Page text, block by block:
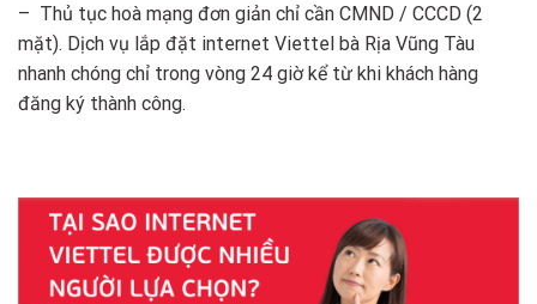
– Thủ tục hoà mạng đơn giản chỉ cần CMND / CCCD (2
mặt). Dịch vụ lắp đặt internet Viettel bà Rịa Vũng Tàu
nhanh chóng chỉ trong vòng 24 giờ kể từ khi khách hàng
đăng ký thành công.